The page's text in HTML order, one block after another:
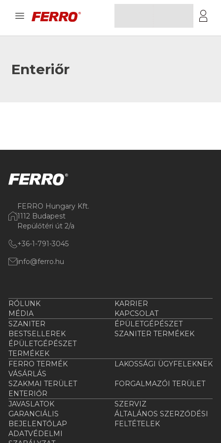
Enteriőr
FERRO Hungary Kft.
1112 Budapest
Repülőtéri út 2/a
+36-1-791-3045
info@ferro.hu
RÓLUNK
KARRIER
MÉDIA
KAPCSOLAT
SZANITER
ÉPÜLETGÉPÉSZET
BESTSELLEREK
SZANITER TERMÉKEK
ÉPÜLETGÉPÉSZET
TERMÉKEK
FERRO TERMÉK
VÁSÁRLÁS
LAKOSSÁGI ÜGYFELEKNEK
SZAKMAI TERÜLET
FORGALMAZÓI TERÜLET
ENTERIŐR
JAVASLATOK
SZERVIZ
GARANCIÁLIS
BEJELENTŐLAP
ÁLTALÁNOS SZERZŐDÉSI
FELTÉTELEK
ADATVÉDELMI